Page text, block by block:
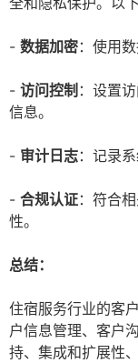
- 数据加密：使用
- 访问控制 ：设置
信息。
- 审计日志：记录
- 合规认证：符合
性。
总结：
住宿服务行业的客
户信息管理、客户
持、集成和扩展性